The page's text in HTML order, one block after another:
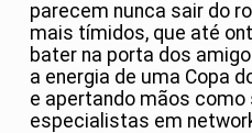
parecem nunca sair do
mais tímidos, que até
bater na porta dos
a energia de uma Copa
e apertando mãos
especialistas em